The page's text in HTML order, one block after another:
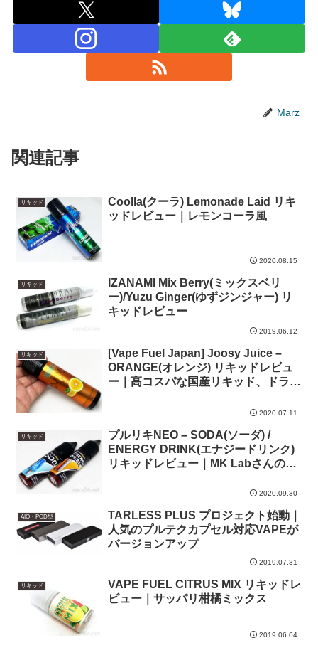
Marz
関連記事
リキッド
Coolla(クーラ) Lemonade Laid リキ
ッドレビュー｜レモンコーラ風
2020.08.15
リキッド
IZANAMI Mix Berry(ミックスベリ
ー)/Yuzu Ginger(ゆずジンジャー) リ
キッドレビュー
2019.06.12
リキッド
[Vape Fuel Japan] Joosy Juice –
ORANGE(オレンジ) リキッドレビュ
ー｜高コスパな国産リキッド、ドライ
2020.07.11
リキッド
プルリキNEO – SODA(ソーダ) /
ENERGY DRINK(エナジードリンク)
リキッドレビュー｜MK Labさんの調
2020.09.30
AIO・POD型
TARLESS PLUS プロジェクト始動｜
人気のプルテクカプセル対応VAPEが
バージョンアップ
2019.07.31
リキッド
VAPE FUEL CITRUS MIX リキッドレ
ビュー｜サッパリ柑橘ミックス
2019.06.04